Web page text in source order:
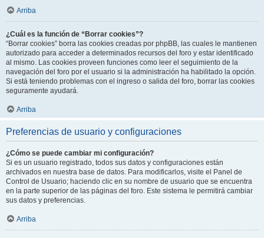
Arriba
¿Cuál es la función de “Borrar cookies”?
“Borrar cookies” borra las cookies creadas por phpBB, las cuales le mantienen
autorizado para acceder a determinados recursos del foro y estar identificado
al mismo. Las cookies proveen funciones como leer el seguimiento de la
navegación del foro por el usuario si la administración ha habilitado la opción.
Si está teniendo problemas con el ingreso o salida del foro, borrar las cookies
seguramente ayudará.
Arriba
Preferencias de usuario y configuraciones
¿Cómo se puede cambiar mi configuración?
Si es un usuario registrado, todos sus datos y configuraciones están
archivados en nuestra base de datos. Para modificarlos, visite el Panel de
Control de Usuario; haciendo clic en su nombre de usuario que se encuentra
en la parte superior de las páginas del foro. Este sistema le permitirá cambiar
sus datos y preferencias.
Arriba